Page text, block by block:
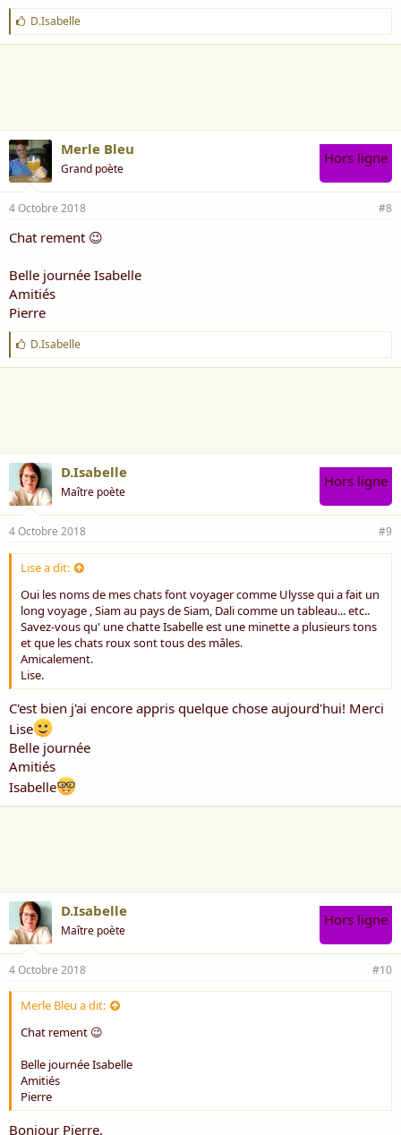
J
'
a
D.Isabelle
Merle Bleu
Grand poète
Hors ligne
4 Octobre 2018 #8
Chat rement 😉
Belle journée Isabelle
Amitiés
Pierre
J
'
a
D.Isabelle
D.Isabelle
Maître poète
Hors ligne
4 Octobre 2018 #9
Lise a dit:
Oui les noms de mes chats font voyager comme Ulysse qui a fait un
long voyage , Siam au pays de Siam, Dali comme un tableau... etc..
Savez-vous qu' une chatte Isabelle est une minette a plusieurs tons
et que les chats roux sont tous des mâles.
Amicalement.
Lise.
C'est bien j'ai encore appris quelque chose aujourd'hui! Merci
Lise
Belle journée
Amitiés
Isabelle
D.Isabelle
Maître poète
Hors ligne
4 Octobre 2018 #10
Merle Bleu a dit:
Chat rement 😉
Belle journée Isabelle
Amitiés
Pierre
Bonjour Pierre,